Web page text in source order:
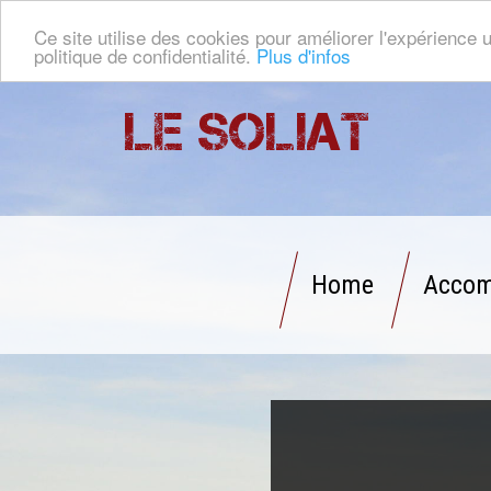
Ce site utilise des cookies pour améliorer
politique de confidentialité. Plus d'infos
Le Soliat
Home